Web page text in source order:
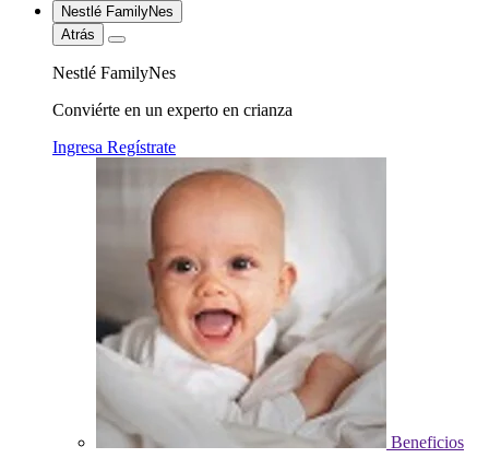
Nestlé FamilyNes
Atrás
Nestlé FamilyNes
Conviérte en un experto en crianza
Ingresa Regístrate
Beneficios